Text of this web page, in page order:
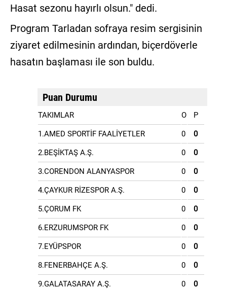
Hasat sezonu hayırlı olsun." dedi.
Program Tarladan sofraya resim sergisinin
ziyaret edilmesinin ardından, biçerdöverle
hasatın başlaması ile son buldu.
Puan Durumu
TAKIMLAR O P
1.AMED SPORTİF FAALİYETLER 0 0
2.BEŞİKTAŞ A.Ş. 0 0
3.CORENDON ALANYASPOR 0 0
4.ÇAYKUR RİZESPOR A.Ş. 0 0
5.ÇORUM FK 0 0
6.ERZURUMSPOR FK 0 0
7.EYÜPSPOR 0 0
8.FENERBAHÇE A.Ş. 0 0
9.GALATASARAY A.Ş. 0 0